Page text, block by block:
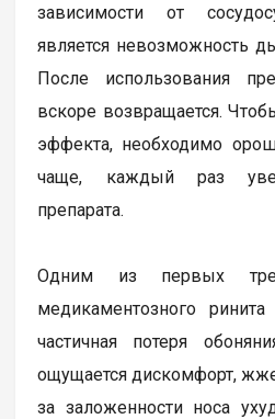
зависимости от
является невозможность
После использования
вскоре возвращается.
эффекта, необходимо
чаще, каждый раз
препарата.
Одним из первых
медикаментозного
частичная потеря
ощущается дискомфорт,
за заложенности носа